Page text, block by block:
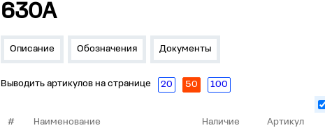
630А
Описание Обозначения Документы
Выводить артикулов на странице 20 50 100
# Наименование Наличие Артикул